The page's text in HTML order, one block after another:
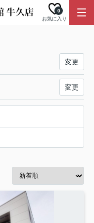
お気に入り
0
変更
変更